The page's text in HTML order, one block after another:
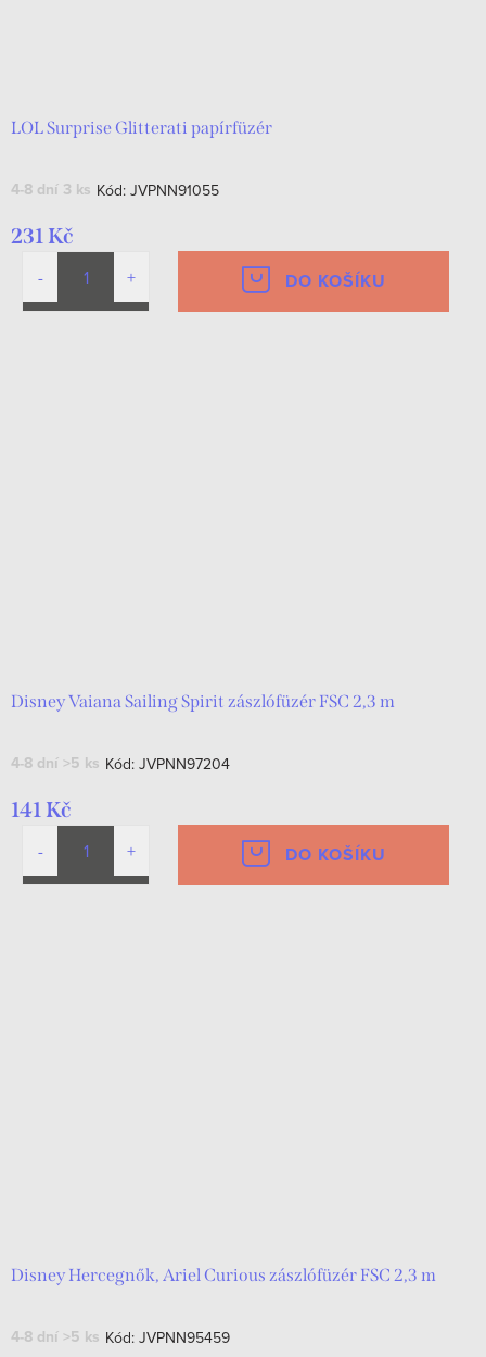
LOL Surprise Glitterati papírfüzér
4-8 dní 3 ks Kód: JVPNN91055
231 Kč
DO KOŠÍKU
Disney Vaiana Sailing Spirit zászlófüzér FSC 2,3 m
4-8 dní >5 ks Kód: JVPNN97204
141 Kč
DO KOŠÍKU
Disney Hercegnők, Ariel Curious zászlófüzér FSC 2,3 m
4-8 dní >5 ks Kód: JVPNN95459